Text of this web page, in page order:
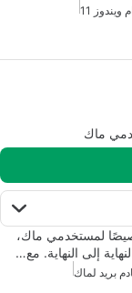
11
ماك
لمستخدمي ماك،
إلى النهاية. مع…
بريد لماك